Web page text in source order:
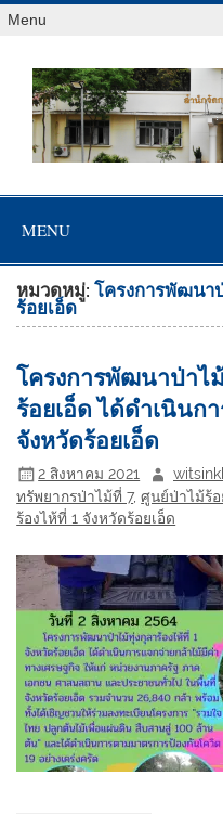
Menu
MENU
หมวดหมู่:โครงการพัฒนา
ร้อยเอ็ด
โครงการพัฒนาป่าไ
ร้อยเอ็ด ได้ดำเนินก
จังหวัดร้อยเอ็ด
2 สิงหาคม 2021
ทรัพยากรป่าไม้ที่ 7,ศูนย์ป่าไม้ร้อ
ร้องไห้ที่ 1 จังหวัดร้อยเอ็ด